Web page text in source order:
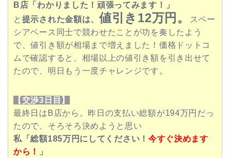
B店「わかりました！頑張ってみます！」
と 提示された金額は、値引き12万円。
スペー
シアベース同士で競わせたことが功を奏したよう
で、値引き額が相場まで増えました！価格ドットコ
ムで確認すると、相場以上の値引き額を引き出せて
たので、明日もう一度チャレンジです。
【交渉3日目】
最終日はB店から。昨日の支払い総額が194万円だっ
たので、そろそろ決めようと思い
私「総額185万円にしてください！ 今すぐ決めます
から！
」